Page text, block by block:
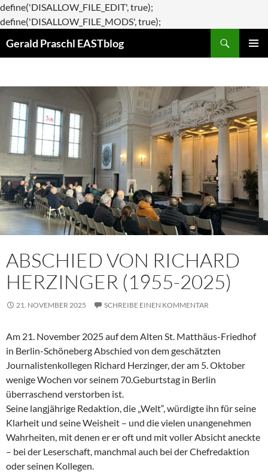
define('DISALLOW_FILE_EDIT', true);
define('DISALLOW_FILE_MODS', true);
Gerald Praschl EASTblog
ABSCHIED VON RICHARD
HERZINGER (1955-2025)
21. NOVEMBER 2025 SCHREIBE EINEN KOMMENTAR
Am 21. November 2025 auf dem Alten St. Matthäus-Friedhof
in Berlin-Schöneberg Abschied von dem geschätzten
Journalistenkollegen Richard Herzinger, der am 5. Oktober
wenige Wochen vor seinem 70.Geburtstag in Berlin
überraschend verstorben ist.
Seine langjährige Redaktion, die „Welt“, würdigte ihn für seine
Klarheit und seine Weisheit – und die vielen unangenehmen
Wahrheiten, mit denen er er oft und mit voller Absicht aneckte
– bei der Leserschaft, manchmal auch bei der Chefredaktion
oder seinen Kollegen.